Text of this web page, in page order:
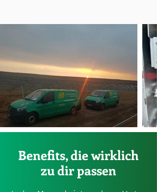
Benefits, die wirklich
zu dir passen